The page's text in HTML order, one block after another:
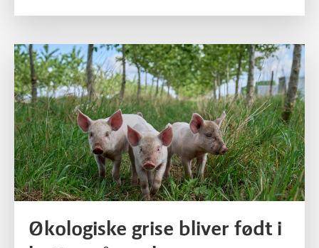
Økologiske grise bliver født i